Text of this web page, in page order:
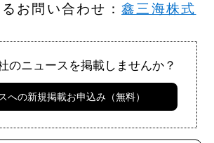
お問い合わせ：鑫三海株式
のニュースを掲載しませんか？
への新規掲載お申込み（無料）